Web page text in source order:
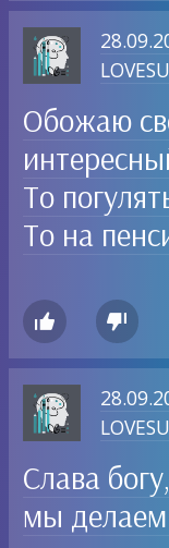
Обожаю
То
То на
 
Слава
мы делаем